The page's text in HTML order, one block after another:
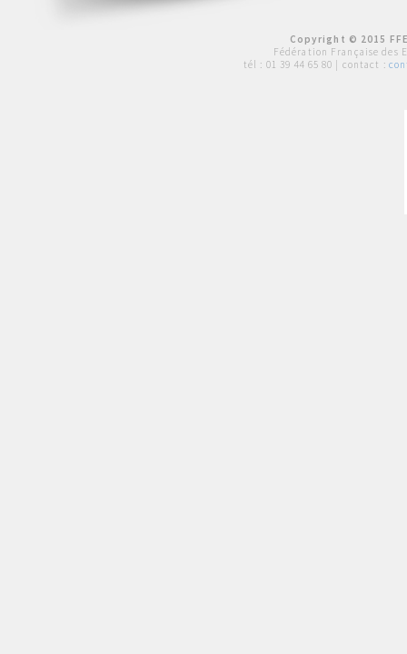
Copyright © 2015
Fédération Française des
tél : 01 39 44 65 80 | contact :